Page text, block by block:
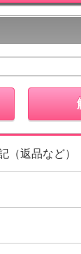
（返品など）